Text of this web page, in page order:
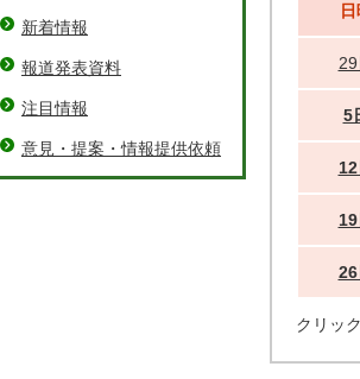
29
5
12
19
26
クリッ
新着情報
報道発表資料
注目情報
意見・提案・情報提供依頼